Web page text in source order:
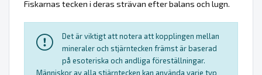
Fiskarnas tecken i deras strävan efter balans och lugn.
Det är viktigt att notera att kopplingen mellan
mineraler och stjärntecken främst är baserad
på esoteriska och andliga föreställningar.
Människor av alla stjärntecken kan använda varje typ